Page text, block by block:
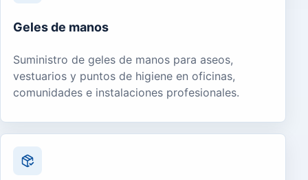
Geles de manos
Suministro de geles de manos para aseos,
vestuarios y puntos de higiene en oficinas,
comunidades e instalaciones profesionales.